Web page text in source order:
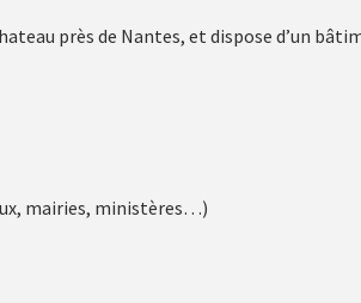
près de Nantes, et dispose d’un
mairies, ministères…)